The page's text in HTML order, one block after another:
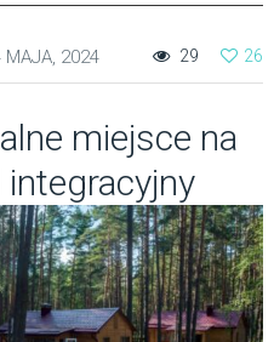
MAJA, 2024 26
29
miejsce na